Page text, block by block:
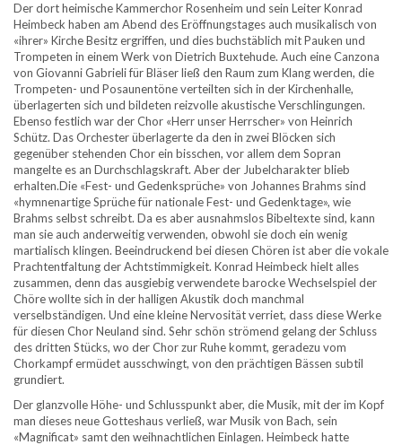
Der dort heimische Kammerchor Rosenheim und sein Leiter Konrad
Heimbeck haben am Abend des Eröffnungstages auch musikalisch von
«ihrer» Kirche Besitz ergriffen, und dies buchstäblich mit Pauken und
Trompeten in einem Werk von Dietrich Buxtehude. Auch eine Canzona
von Giovanni Gabrieli für Bläser ließ den Raum zum Klang werden, die
Trompeten- und Posaunentöne verteilten sich in der Kirchenhalle,
überlagerten sich und bildeten reizvolle akustische Verschlingungen.
Ebenso festlich war der Chor «Herr unser Herrscher» von Heinrich
Schütz. Das Orchester überlagerte da den in zwei Blöcken sich
gegenüber stehenden Chor ein bisschen, vor allem dem Sopran
mangelte es an Durchschlagskraft. Aber der Jubelcharakter blieb
erhalten.Die «Fest- und Gedenksprüche» von Johannes Brahms sind
«hymnenartige Sprüche für nationale Fest- und Gedenktage», wie
Brahms selbst schreibt. Da es aber ausnahmslos Bibeltexte sind, kann
man sie auch anderweitig verwenden, obwohl sie doch ein wenig
martialisch klingen. Beeindruckend bei diesen Chören ist aber die vokale
Prachtentfaltung der Achtstimmigkeit. Konrad Heimbeck hielt alles
zusammen, denn das ausgiebig verwendete barocke Wechselspiel der
Chöre wollte sich in der halligen Akustik doch manchmal
verselbständigen. Und eine kleine Nervosität verriet, dass diese Werke
für diesen Chor Neuland sind. Sehr schön strömend gelang der Schluss
des dritten Stücks, wo der Chor zur Ruhe kommt, geradezu vom
Chorkampf ermüdet ausschwingt, von den prächtigen Bässen subtil
grundiert.
Der glanzvolle Höhe- und Schlusspunkt aber, die Musik, mit der im Kopf
man dieses neue Gotteshaus verließ, war Musik von Bach, sein
«Magnificat» samt den weihnachtlichen Einlagen. Heimbeck hatte